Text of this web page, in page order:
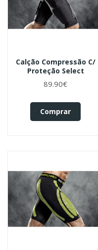
Calção Compressão C/
Proteção Select
89.90€
Comprar